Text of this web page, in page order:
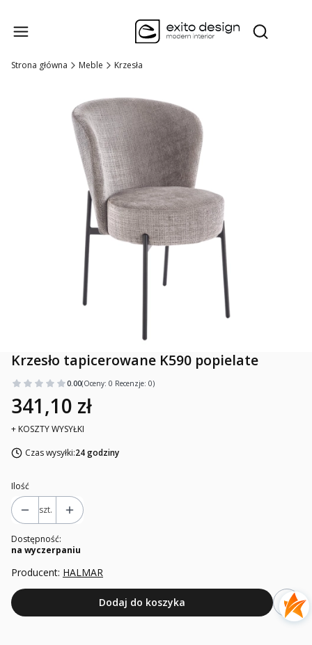
Otwórz
Strona główna Meble Krzesła
Krzesło tapicerowane K590 popielate
0.00(Oceny: 0 Recenzje: 0)
341,10 zł
+ KOSZTY WYSYŁKI
Czas wysyłki:24 godziny
Ilość
szt.
Dostępność:
na wyczerpaniu
Producent: HALMAR
Dodaj do koszyka